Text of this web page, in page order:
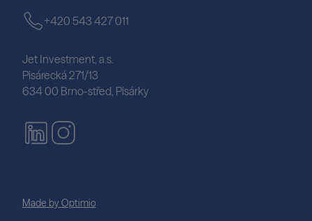
+420 543 427 011
Jet Investment, a.s.
Pisárecká 271/13
634 00 Brno-střed, Pisárky
Made by Optimio